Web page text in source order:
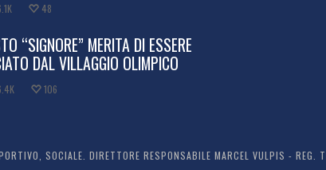
48
“SIGNORE” MERITA DI ESSERE
DAL VILLAGGIO OLIMPICO
106
SOCIALE. DIRETTORE RESPONSABILE MARCEL VULPIS -